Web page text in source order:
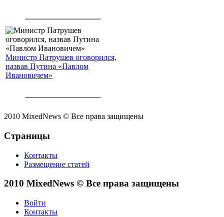
Министр Патрушев оговорился,
назвав Путина «Павлом
Ивановичем»
2010 MixedNews © Все права защищены
Страницы
Контакты
Размещение статей
2010 MixedNews © Все права защищены
Войти
Контакты